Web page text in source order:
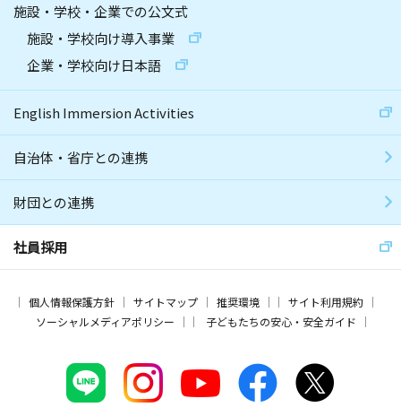
施設・学校・企業での公文式
施設・学校向け導入事業
企業・学校向け日本語
English Immersion Activities
自治体・省庁との連携
財団との連携
社員採用
個人情報保護方針 サイトマップ 推奨環境
サイト利用規約
ソーシャルメディアポリシー
子どもたちの安心・安全ガイド